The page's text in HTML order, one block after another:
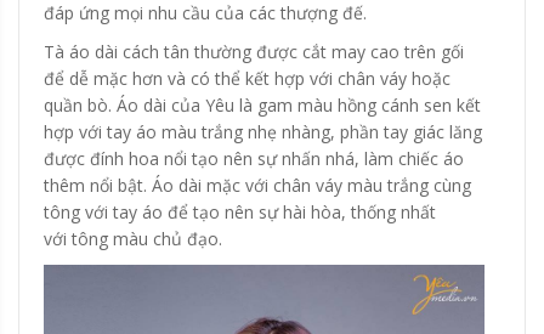
đáp ứng mọi nhu cầu của các thượng đế.
Tà áo dài cách tân thường được cắt may cao trên gối
để dễ mặc hơn và có thể kết hợp với chân váy hoặc
quần bò. Áo dài của Yêu là gam màu hồng cánh sen kết
hợp với tay áo màu trắng nhẹ nhàng, phần tay giác lăng
được đính hoa nổi tạo nên sự nhấn nhá, làm chiếc áo
thêm nổi bật. Áo dài mặc với chân váy màu trắng cùng
tông với tay áo để tạo nên sự hài hòa, thống nhất
với tông màu chủ đạo.